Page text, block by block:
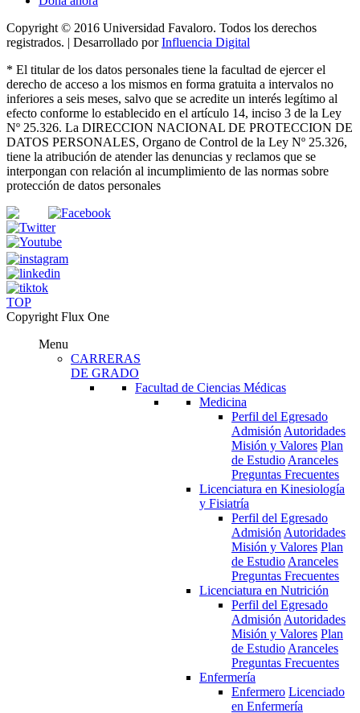
Copyright © 2016 Universidad Favaloro. Todos los derechos
registrados. | Desarrollado porInfluencia Digital
* El titular de los datos personales tiene la facultad de ejercer el
derecho de acceso a los mismos en forma gratuita a intervalos no
inferiores a seis meses, salvo que se acredite un interés legítimo al
efecto conforme lo establecido en el artículo 14, inciso 3 de la Ley
Nº 25.326. La DIRECCION NACIONAL DE PROTECCION DE
DATOS PERSONALES, Organo de Control de la Ley Nº 25.326,
tiene la atribución de atender las denuncias y reclamos que se
interpongan con relación al incumplimiento de las normas sobre
protección de datos personales
TOP
Copyright Flux One
Menu
CARRERAS
DE GRADO
Facultad de Ciencias Médicas
Medicina
Perfil del Egresado
Admisión Autoridades
Misión y Valores Plan
de Estudio Aranceles
Preguntas Frecuentes
Licenciatura en Kinesiología
y Fisiatría
Perfil del Egresado
Admisión Autoridades
Misión y Valores Plan
de Estudio Aranceles
Preguntas Frecuentes
Licenciatura en Nutrición
Perfil del Egresado
Admisión Autoridades
Misión y Valores Plan
de Estudio Aranceles
Preguntas Frecuentes
Enfermería
Enfermero Licenciado
en Enfermería